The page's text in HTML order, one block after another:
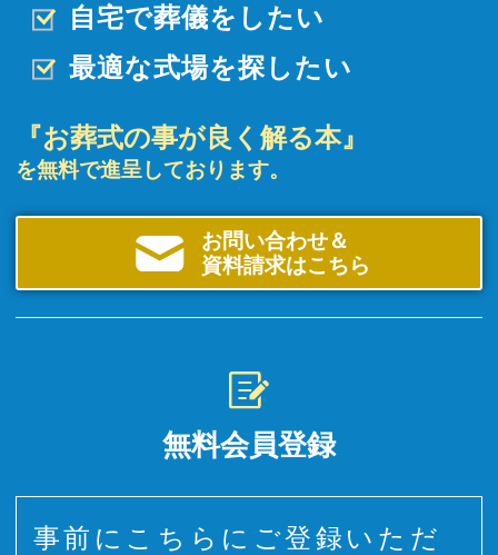
自宅で葬儀をしたい
最適な式場を探したい
『お葬式の事が良く解る本』
を無料で進呈しております。
お問い合わせ＆
資料請求はこちら
無料会員登録
事前にこちらにご登録いただ